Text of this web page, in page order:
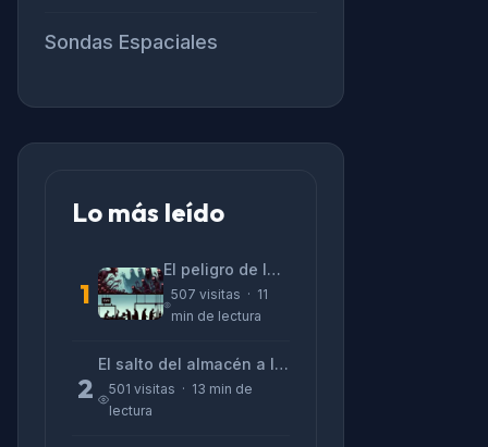
Sondas Espaciales
Lo más leído
1
El peligro de las «alucinaciones» y el CV prefabricado
507 visitas · 11
min de lectura
2
El salto del almacén a la terminal: La realidad de reinventarse en tecnología
501 visitas · 13 min de
lectura